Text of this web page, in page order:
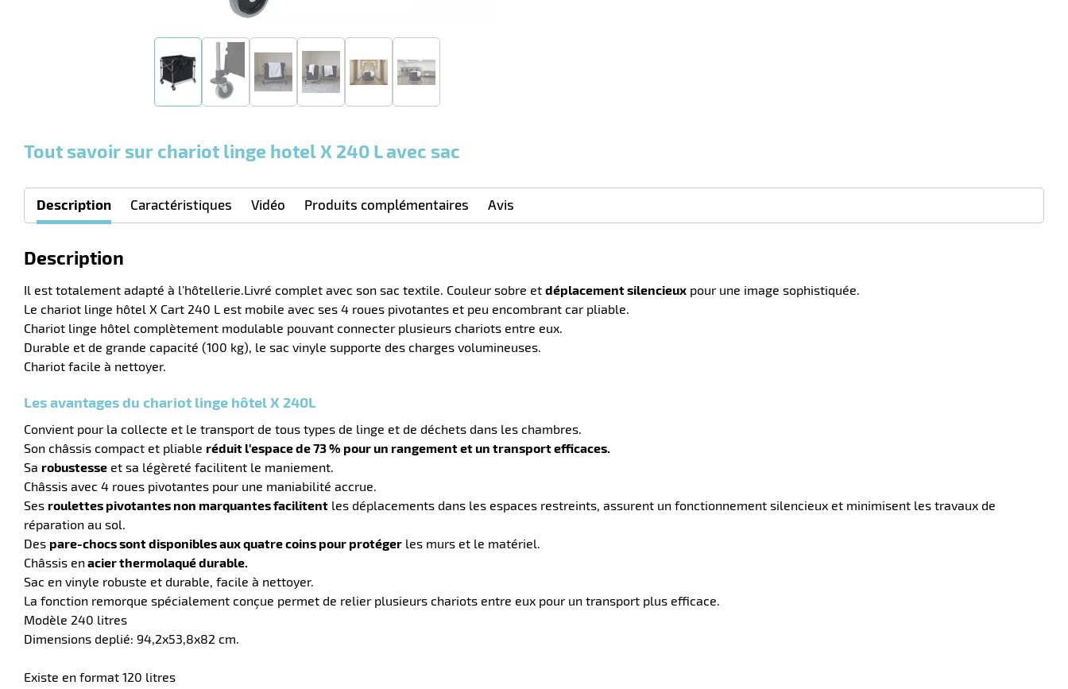
Tout savoir sur chariot linge hotel X 240 L avec sac
Description Caractéristiques Vidéo Produits complémentaires Avis
Description
Il est totalement adapté à l'hôtellerie.Livré complet avec son sac textile. Couleur sobre et déplacement silencieux pour une image sophistiquée.
Le chariot linge hôtel X Cart 240 L est mobile avec ses 4 roues pivotantes et peu encombrant car pliable.
Chariot linge hôtel complètement modulable pouvant connecter plusieurs chariots entre eux.
Durable et de grande capacité (100 kg), le sac vinyle supporte des charges volumineuses.
Chariot facile à nettoyer.
Les avantages du chariot linge hôtel X 240L
Convient pour la collecte et le transport de tous types de linge et de déchets dans les chambres.
Son châssis compact et pliable réduit l'espace de 73 % pour un rangement et un transport efficaces.
Sa robustesse et sa légèreté facilitent le maniement.
Châssis avec 4 roues pivotantes pour une maniabilité accrue.
Ses roulettes pivotantes non marquantes facilitent les déplacements dans les espaces restreints, assurent un fonctionnement silencieux et minimisent les travaux de
réparation au sol.
Des pare-chocs sont disponibles aux quatre coins pour protéger les murs et le matériel.
Châssis enacier thermolaqué durable.
Sac en vinyle robuste et durable, facile à nettoyer.
La fonction remorque spécialement conçue permet de relier plusieurs chariots entre eux pour un transport plus efficace.
Modèle 240 litres
Dimensions deplié: 94,2x53,8x82 cm.
Existe en format 120 litres